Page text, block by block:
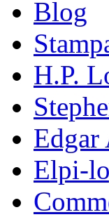
Blog
H.P.
Edgar
Elpi-